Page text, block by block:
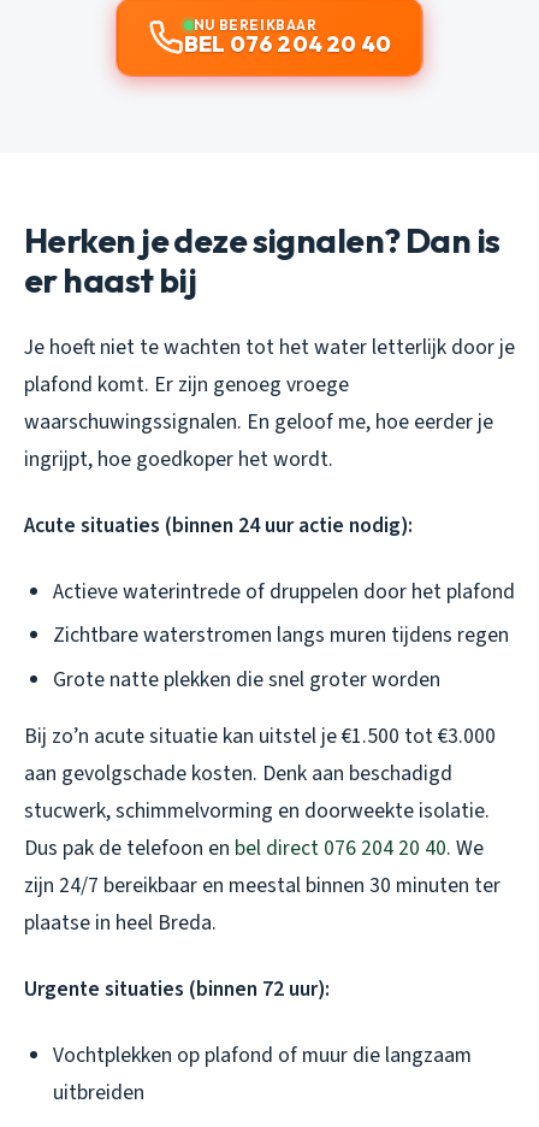
NU BEREIKBAAR
BEL 076 204 20 40
Herken je deze signalen? Dan is
er haast bij
Je hoeft niet te wachten tot het water letterlijk door je
plafond komt. Er zijn genoeg vroege
waarschuwingssignalen. En geloof me, hoe eerder je
ingrijpt, hoe goedkoper het wordt.
Acute situaties (binnen 24 uur actie nodig):
Actieve waterintrede of druppelen door het plafond
Zichtbare waterstromen langs muren tijdens regen
Grote natte plekken die snel groter worden
Bij zo’n acute situatie kan uitstel je €1.500 tot €3.000
aan gevolgschade kosten. Denk aan beschadigd
stucwerk, schimmelvorming en doorweekte isolatie.
Dus pak de telefoon en bel direct 076 204 20 40. We
zijn 24/7 bereikbaar en meestal binnen 30 minuten ter
plaatse in heel Breda.
Urgente situaties (binnen 72 uur):
Vochtplekken op plafond of muur die langzaam
uitbreiden